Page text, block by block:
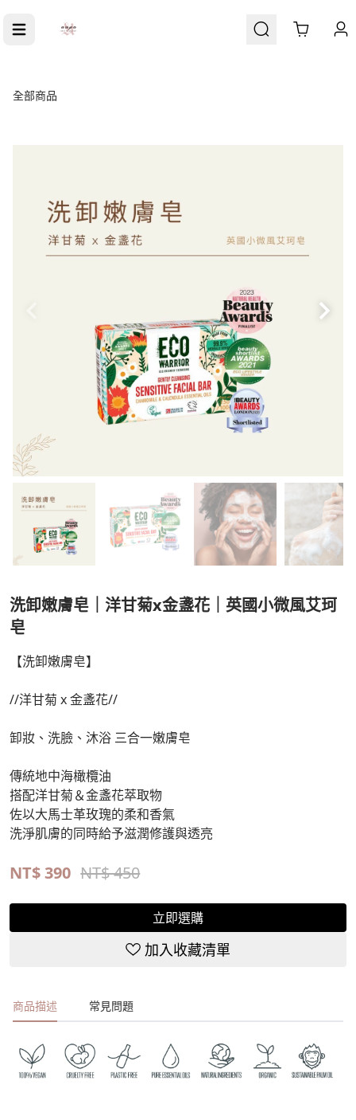
Cart
全部商品
洗卸嫩膚皂｜洋甘菊x金盞花｜英國小微風艾珂
皂
【洗卸嫩膚皂】
//洋甘菊 x 金盞花//
卸妝、洗臉、沐浴 三合一嫩膚皂
傳統地中海橄欖油
搭配洋甘菊＆金盞花萃取物
佐以大馬士革玫瑰的柔和香氣
洗淨肌膚的同時給予滋潤修護與透亮
NT$390 NT$ 450
立即選購
加入收藏清單
商品描述 常見問題